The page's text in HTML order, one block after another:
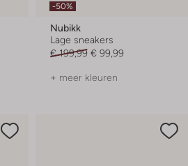
-50%
Nubikk
Lage sneakers
€ 199,99 € 99,99
+ meer kleuren